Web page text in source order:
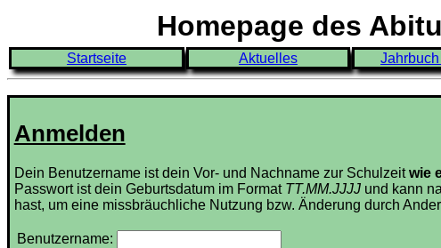
Homepage des
Startseite Aktuelles
Anmelden
Dein Benutzername ist dein Vor- und Nachname zur Schulzeitwie
Passwort ist dein Geburtsdatum im Format TT.MM.JJJJund kann
hast, um eine missbräuchliche Nutzung bzw. Änderung durch
Benutzername: